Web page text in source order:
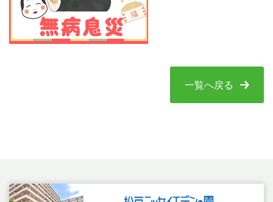
一覧へ戻る